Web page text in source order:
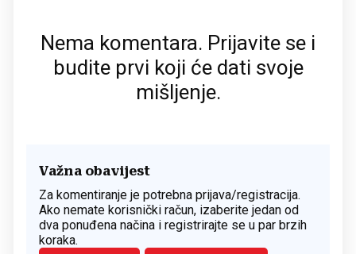
Nema komentara. Prijavite se i
budite prvi koji će dati svoje
mišljenje.
Važna obavijest
Za komentiranje je potrebna prijava/registracija.
Ako nemate korisnički račun, izaberite jedan od
dva ponuđena načina i registrirajte se u par brzih
koraka.